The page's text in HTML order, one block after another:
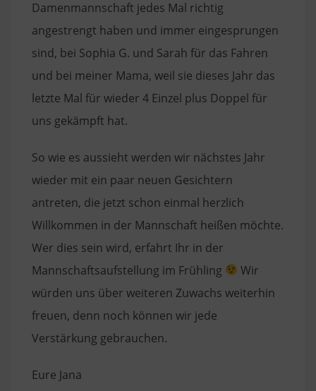
Damenmannschaft jedes Mal richtig
angestrengt haben und immer eingesprungen
sind, bei Sophia G. und Sarah für das Fahren
und bei meiner Mama, weil sie dieses Jahr das
letzte Mal für wieder 4 Einzel plus Doppel für
uns gekämpft hat.
So wie es aussieht werden wir nächstes Jahr
wieder mit ein paar neuen Gesichtern
antreten, die jetzt schon einmal herzlich
Willkommen in der Mannschaft heißen möchte.
Wer dies sein wird, erfahrt Ihr in der
Mannschaftsaufstellung im Frühling
Wir
würden uns über weiteren Zuwachs weiterhin
freuen, denn noch können wir jede
Verstärkung gebrauchen.
Eure Jana